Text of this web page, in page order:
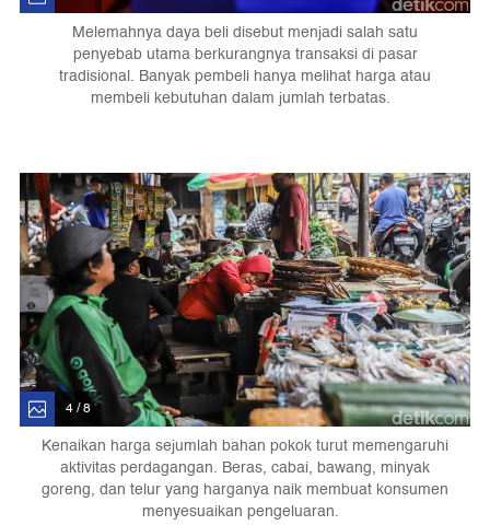
Melemahnya daya beli disebut menjadi salah satu
penyebab utama berkurangnya transaksi di pasar
tradisional. Banyak pembeli hanya melihat harga atau
membeli kebutuhan dalam jumlah terbatas.
4 / 8
Kenaikan harga sejumlah bahan pokok turut memengaruhi
aktivitas perdagangan. Beras, cabai, bawang, minyak
goreng, dan telur yang harganya naik membuat konsumen
menyesuaikan pengeluaran.